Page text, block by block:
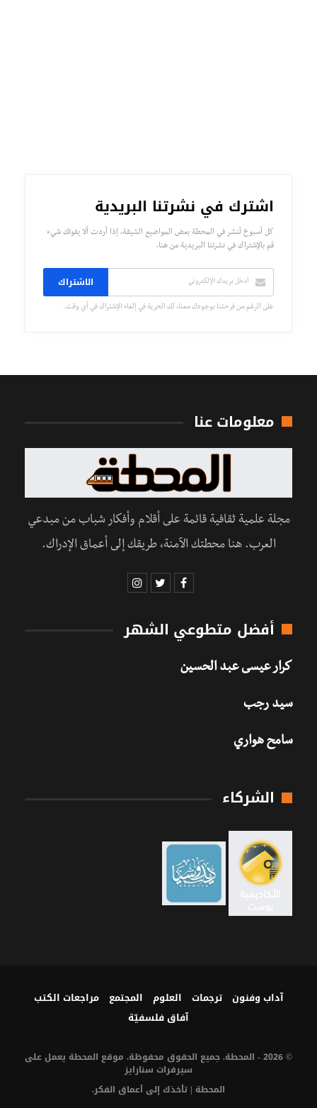
اشترك في نشرتنا البريدية
كل أسبوع تُنشر في المحطة بعض المواضيع الشيقة، إذا أردت ألا يفوتك شيء
قم بالإشتراك في نشرتنا البريدية من هنا.
الاشتراك
على الرغم من فرحتنا بوجودك معنا، لك الحرية في إلغاء الإشتراك في أي وقت.
معلومات عنا
مجلة علمية ثقافية قائمة على أقلام وأفكار شباب من مبدعي
العرب. هنا محطتك الآمنة، طريقك إلى أعماق الإدراك.
أفضل متطوعي الشهر
كرار عيسى عبد الحسين
سيد رجب
سامح هواري
الشركاء
آداب وفنون ترجمات العلوم المجتمع
مراجعات الكتب
آفاق فلسفيّة‎
© 2026 - المحطة. جميع الحقوق محفوظة. موقع المحطة يعمل على
سيرفرات سنارايز
المحطة | تأخذك إلى أعماق الفكر.